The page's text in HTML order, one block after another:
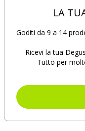
LA
Goditi da 9 a 14
Ricevi la tua
Tutto per